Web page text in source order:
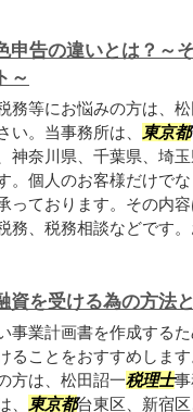
申告の違いとは？～
～
務等にお悩みの方は、
い。当事務所は、
東京都
神奈川県、千葉県、埼
。個人のお客様だけでな
っております。その内容
務、税務相談などです
資を受ける為の方法
事業計画書を作成するた
ることをおすすめしま
方は、松田詔一税理士
、
東京都台東区、新宿